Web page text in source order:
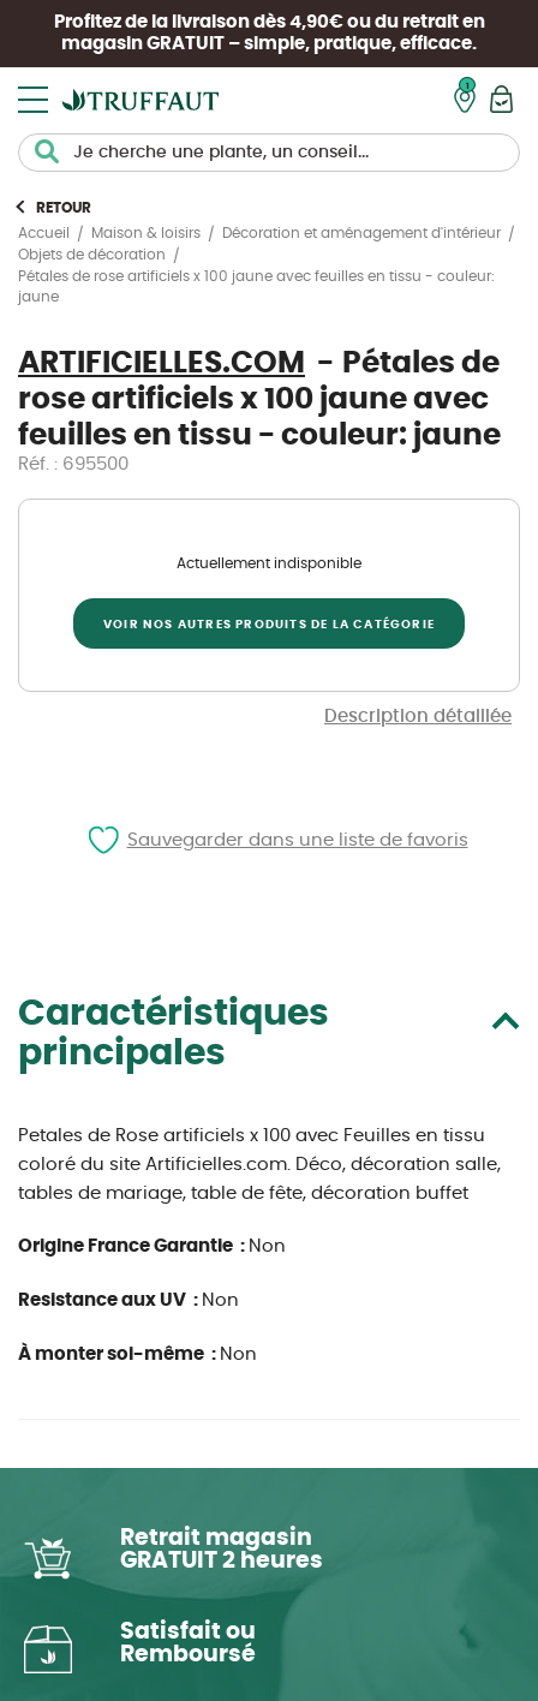
Profitez de la livraison dès 4,90€ ou du retrait en
magasin GRATUIT – simple, pratique, efficace.
RETOUR
Accueil
Maison & loisirs
Décoration et aménagement d'intérieur
Objets de décoration
Pétales de rose artificiels x 100 jaune avec feuilles en tissu - couleur:
jaune
ARTIFICIELLES.COM
Pétales de
rose artificiels x 100 jaune avec
feuilles en tissu - couleur: jaune
Réf. : 695500
Description détaillée
Actuellement indisponible
VOIR NOS AUTRES PRODUITS DE LA CATÉGORIE
Caractéristiques
principales
Petales de Rose artificiels x 100 avec Feuilles en tissu
coloré du site Artificielles.com. Déco, décoration salle,
tables de mariage, table de fête, décoration buffet
Origine France Garantie : Non
Resistance aux UV : Non
À monter soi-même : Non
Sauvegarder dans une liste de favoris
Retrait magasin
GRATUIT 2 heures
Satisfait ou
Remboursé